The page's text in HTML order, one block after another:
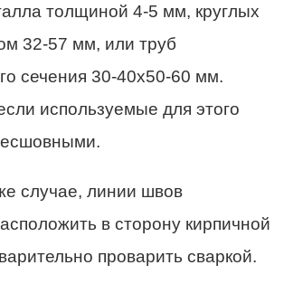
толщиной 4-5 мм, круглых
32-57 мм, или труб
сечения 30-40х50-60 мм.
используемые для этого
случае, линии швов
в сторону кирпичной
проварить сваркой.